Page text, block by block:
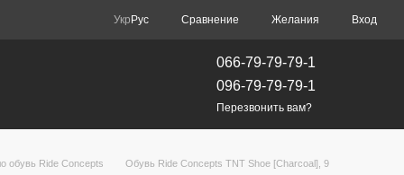
Укр Рус Сравнение Желания Вход
066-79-79-79-1
096-79-79-79-1
Перезвонить вам?
обувь Ride Concepts Обувь Ride Concepts TNT Shoe [Charcoal], 9